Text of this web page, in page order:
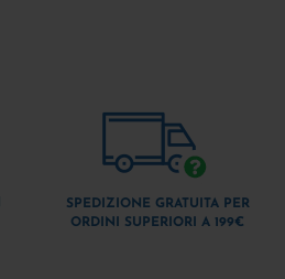
SPEDIZIONE GRATUITA PER
ORDINI SUPERIORI A 199€